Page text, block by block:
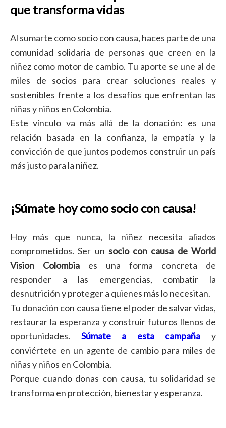
que transforma vidas
Al sumarte como socio con causa, haces parte de una
comunidad solidaria de personas que creen en la
niñez como motor de cambio. Tu aporte se une al de
miles de socios para crear soluciones reales y
sostenibles frente a los desafíos que enfrentan las
niñas y niños en Colombia.
Este vínculo va más allá de la donación: es una
relación basada en la confianza, la empatía y la
convicción de que juntos podemos construir un país
más justo para la niñez.
¡Súmate hoy como socio con causa!
Hoy más que nunca, la niñez necesita aliados
comprometidos. Ser un socio con causa de World
Vision Colombia es una forma concreta de
responder a las emergencias, combatir la
desnutrición y proteger a quienes más lo necesitan.
Tu donación con causa tiene el poder de salvar vidas,
restaurar la esperanza y construir futuros llenos de
oportunidades. Súmate a esta campaña y
conviértete en un agente de cambio para miles de
niñas y niños en Colombia.
Porque cuando donas con causa, tu solidaridad se
transforma en protección, bienestar y esperanza.